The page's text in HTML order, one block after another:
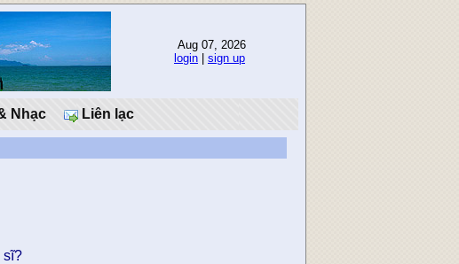
Aug 07, 2026
login
sign up
Nhạc Liên lạc
sĩ?